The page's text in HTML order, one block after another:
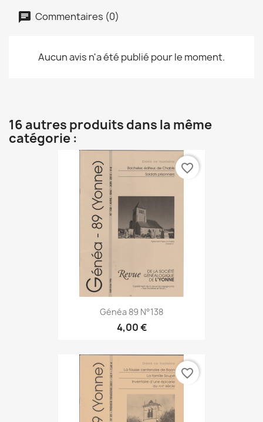
Commentaires (0)
Aucun avis n'a été publié pour le moment.
16 autres produits dans la même
catégorie :
Généa 89 N°138
4,00 €
favorite_border
favorite_border